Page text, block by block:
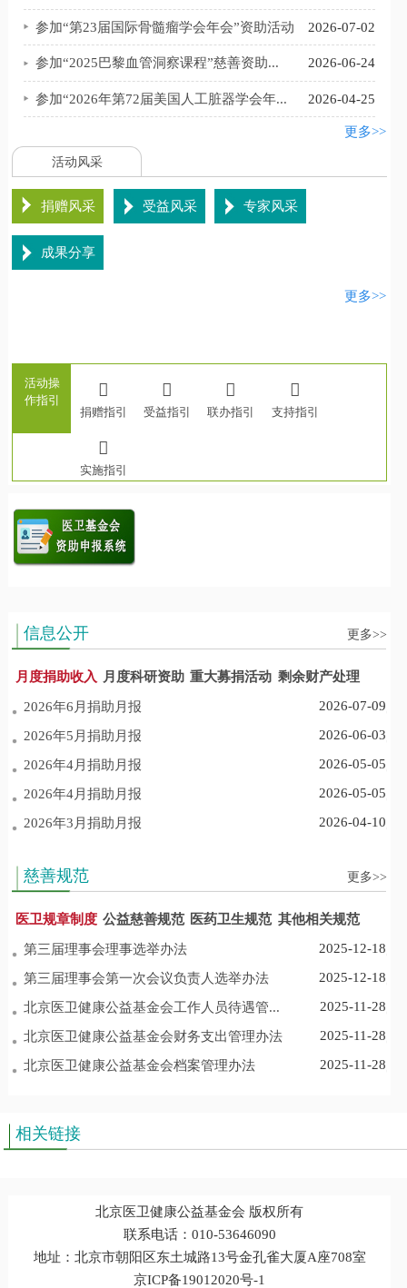
2026-07-02
参加“第23届国际骨髓瘤学会年会”资助活动
2026-06-24
参加“2025巴黎血管洞察课程”慈善资助...
2026-04-25
参加“2026年第72届美国人工脏器学会年...
更多>>
活动风采
捐赠风采 受益风采 专家风采
成果分享
更多>>
活动操
作指引
捐赠指引
受益指引 联办指引 支持指引
实施指引
更多>>
信息公开
月度捐助收入 月度科研资助 重大募捐活动 剩余财产处理
2026-07-09
2026年6月捐助月报
2026-06-03
2026年5月捐助月报
2026-05-05
2026年4月捐助月报
2026-05-05
2026年4月捐助月报
2026-04-10
2026年3月捐助月报
更多>>
慈善规范
医卫规章制度 公益慈善规范 医药卫生规范 其他相关规范
2025-12-18
第三届理事会理事选举办法
2025-12-18
第三届理事会第一次会议负责人选举办法
2025-11-28
北京医卫健康公益基金会工作人员待遇管...
2025-11-28
北京医卫健康公益基金会财务支出管理办法
2025-11-28
北京医卫健康公益基金会档案管理办法
相关链接
北京医卫健康公益基金会 版权所有
联系电话：010-53646090
地址：北京市朝阳区东土城路13号金孔雀大厦A座708室
京ICP备19012020号-1